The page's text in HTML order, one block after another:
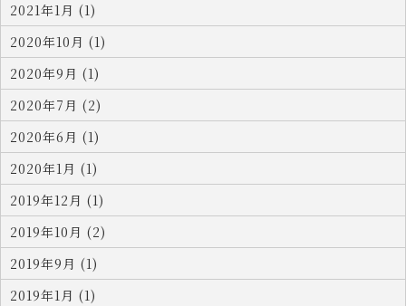
2021年1月 (1)
2020年10月 (1)
2020年9月 (1)
2020年7月 (2)
2020年6月 (1)
2020年1月 (1)
2019年12月 (1)
2019年10月 (2)
2019年9月 (1)
2019年1月 (1)